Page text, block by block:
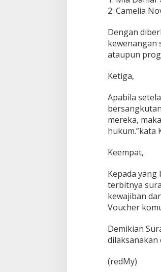
r
T
k
e
t
P
u
F
i
m
o
p
.
2: Camelia
Dengan
kewenangan
ataupun
Ketiga,
Apabila
mereka,
hukum.”kata
Keempat,
Kepada
terbitnya
kewajiban
Voucher
Demikian
dilaksanakan
(redMy)